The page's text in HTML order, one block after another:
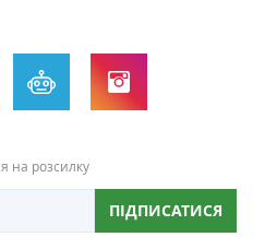
на розсилку
ПІДПИСАТИСЯ